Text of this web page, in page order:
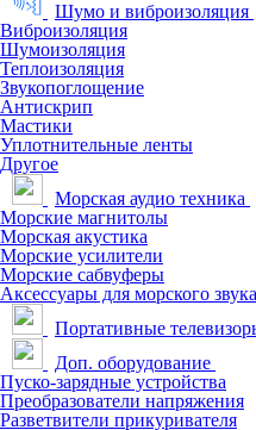
Шумо и виброизоляция
Виброизоляция
Шумоизоляция
Теплоизоляция
Звукопоглощение
Антискрип
Мастики
Уплотнительные ленты
Другое
Морская аудио техника
Морские магнитолы
Морская акустика
Морские усилители
Морские сабвуферы
Аксессуары для морского звука
Портативные
Доп. оборудование
Пуско-зарядные устройства
Преобразователи напряжения
Разветвители прикуривателя